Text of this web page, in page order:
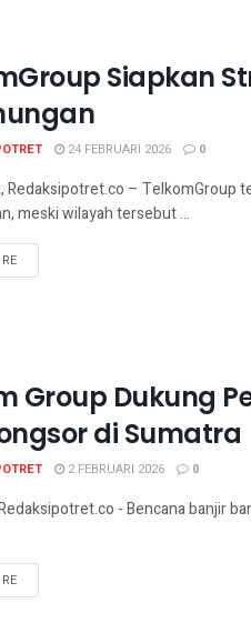
Siapkan
24 FEBRUARI 2026 0
Redaksipotret.co – TelkomGroup
meski wilayah tersebut ...
Group Dukung
di Sumatra
2 FEBRUARI 2026 0
- Bencana banjir